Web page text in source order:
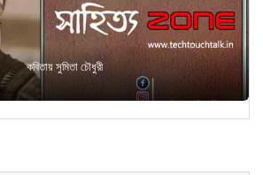
কবিতায় সুমিতা চৌধুরী